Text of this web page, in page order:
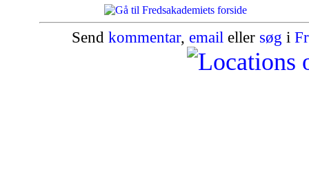
Send kommentar, email eller søg i